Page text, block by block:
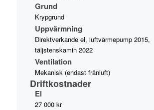
Grund
Krypgrund
Uppvärmning
Direktverkande el, luftvärmepump 2015,
täljstenskamin 2022
Ventilation
Mekanisk (endast frånluft)
Driftkostnader
El
27 000 kr